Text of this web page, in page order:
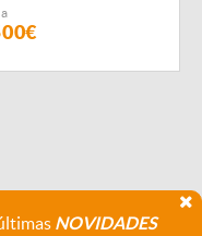
NOVIDADES